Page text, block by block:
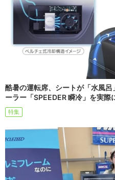
酷暑の運転席、シートが「水風
ーラー「SPEEDER 瞬冷」を実際
特集